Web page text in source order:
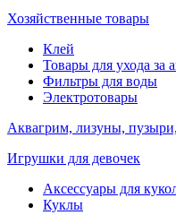
Хозяйственные товары
Клей
Товары для ухода за
Фильтры для воды
Электротовары
Аквагрим, лизуны,
Игрушки для девочек
Аксессуары для
Куклы